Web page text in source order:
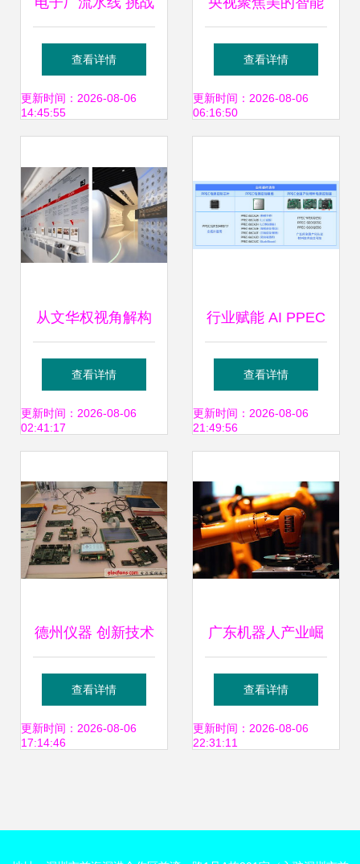
与机遇并存，是易
做还是难熬？
查看详情
更新时间：2026-08-06
14:45:55
化创新 洗碗机引领
数字化中国智造新
查看详情
更新时间：2026-08-06
06:16:50
从文华权视角解构
科技展厅 电子产品
设计与技术开发的
查看详情
更新时间：2026-08-06
02:41:17
行业赋能 AI PPEC
Workbench引领电
力电子智能化的破
查看详情
更新时间：2026-08-06
21:49:56
德州仪器 创新技术
背后的秘笈，赋能
电子产品设计与开
查看详情
更新时间：2026-08-06
17:14:46
广东机器人产业崛
起 八大领军企业盘
点与电子产品设计
查看详情
更新时间：2026-08-06
22:31:11